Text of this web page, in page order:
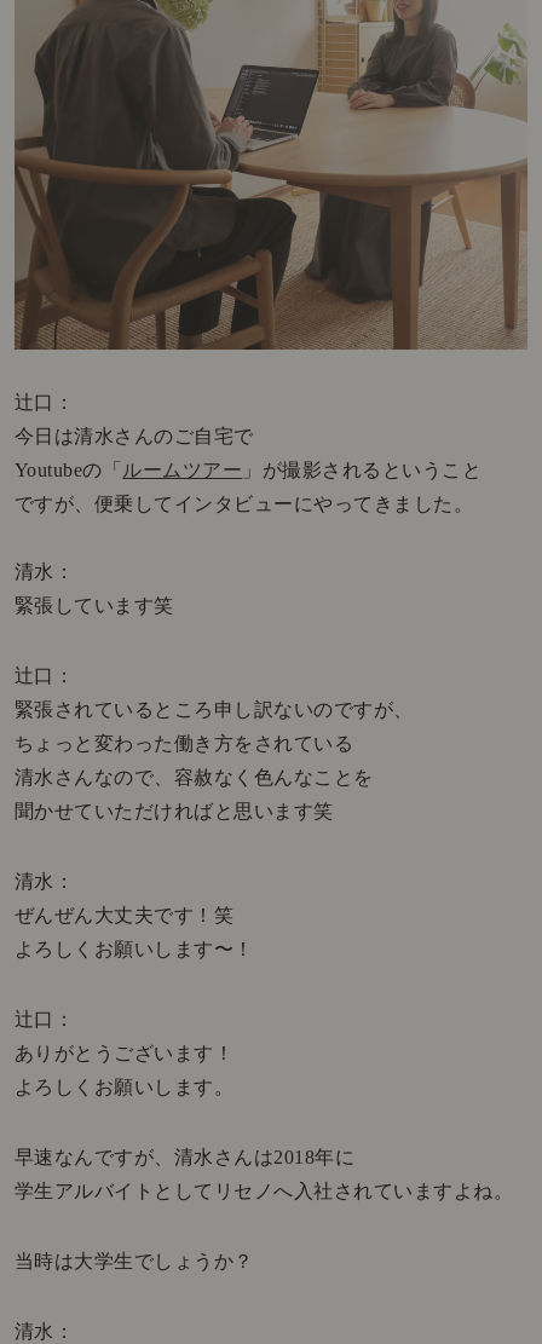
辻口：
今日は清水さんのご自宅で
Youtubeの「 ルームツアー 」が撮影されるということ
ですが、便乗してインタビューにやってきました。
清水：
緊張しています笑
辻口：
緊張されているところ申し訳ないのですが、
ちょっと変わった働き方をされている
清水さんなので、容赦なく色んなことを
聞かせていただければと思います笑
清水：
ぜんぜん大丈夫です！笑
よろしくお願いします〜！
辻口：
ありがとうございます！
よろしくお願いします。
早速なんですが、清水さんは2018年に
学生アルバイトとしてリセノへ入社されていますよね。
当時は大学生でしょうか？
清水：